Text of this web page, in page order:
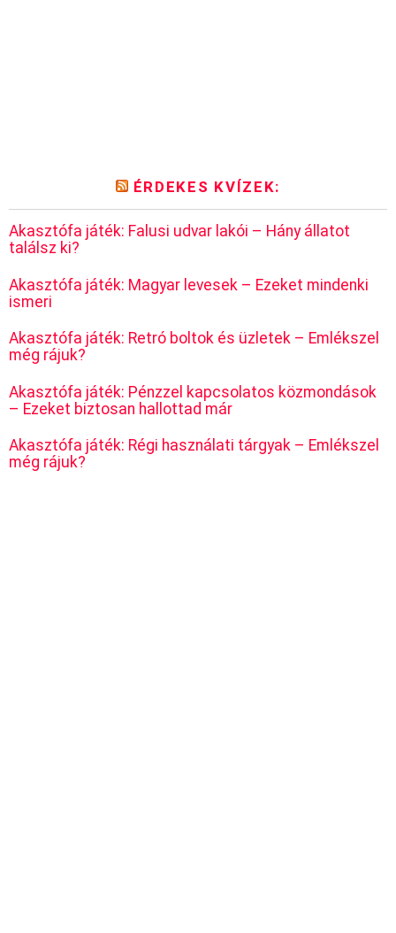
ÉRDEKES KVÍZEK:
Akasztófa játék: Falusi udvar lakói – Hány állatot
találsz ki?
Akasztófa játék: Magyar levesek – Ezeket mindenki
ismeri
Akasztófa játék: Retró boltok és üzletek – Emlékszel
még rájuk?
Akasztófa játék: Pénzzel kapcsolatos közmondások
– Ezeket biztosan hallottad már
Akasztófa játék: Régi használati tárgyak – Emlékszel
még rájuk?